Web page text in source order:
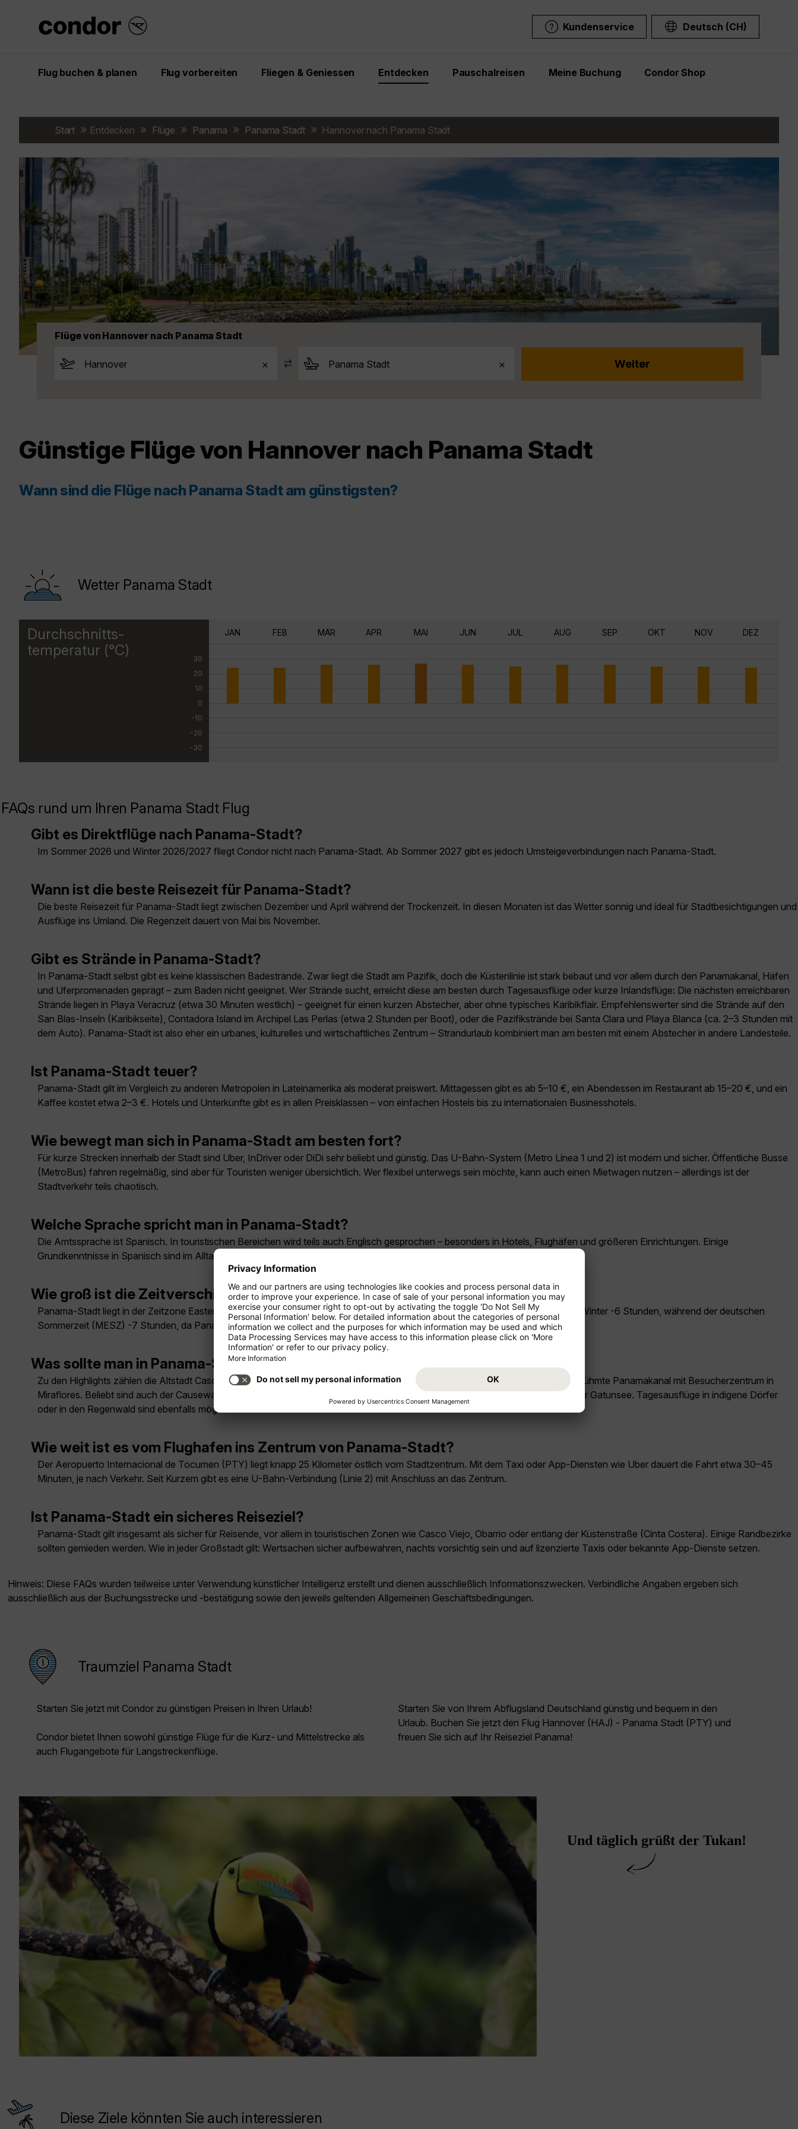
Kundenservice Deutsch (CH)
Flug buchen & planen Flug vorbereiten Fliegen & Geniessen Entdecken Pauschalreisen Meine Buchung Condor Shop
Start Entdecken Flüge Panama Panama Stadt Hannover nach Panama Stadt
Flüge von Hannover nach Panama Stadt
Günstige Flüge von Hannover nach Panama Stadt
Wann sind die Flüge nach Panama Stadt am günstigsten?
Wetter Panama Stadt
Durchschnitts-
temperatur (°C)
30
20
10
0
-10
-20
-30
JAN FEB MÄR APR MAI JUN JUL AUG SEP OKT NOV DEZ
FAQs rund um Ihren Panama Stadt Flug
Gibt es Direktflüge nach Panama-Stadt?
Im Sommer 2026 und Winter 2026/2027 fliegt Condor nicht nach Panama-Stadt. Ab Sommer 2027 gibt es jedoch Umsteigeverbindungen nach Panama-Stadt.
Wann ist die beste Reisezeit für Panama-Stadt?
Die beste Reisezeit für Panama-Stadt liegt zwischen Dezember und April während der Trockenzeit. In diesen Monaten ist das Wetter sonnig und ideal für Stadtbesichtigungen und
Ausflüge ins Umland. Die Regenzeit dauert von Mai bis November.
Gibt es Strände in Panama-Stadt?
In Panama-Stadt selbst gibt es keine klassischen Badestrände. Zwar liegt die Stadt am Pazifik, doch die Küstenlinie ist stark bebaut und vor allem durch den Panamakanal, Häfen
und Uferpromenaden geprägt – zum Baden nicht geeignet. Wer Strände sucht, erreicht diese am besten durch Tagesausflüge oder kurze Inlandsflüge: Die nächsten erreichbaren
Strände liegen in Playa Veracruz (etwa 30 Minuten westlich) – geeignet für einen kurzen Abstecher, aber ohne typisches Karibikflair. Empfehlenswerter sind die Strände auf den
San Blas-Inseln (Karibikseite), Contadora Island im Archipel Las Perlas (etwa 2 Stunden per Boot), oder die Pazifikstrände bei Santa Clara und Playa Blanca (ca. 2–3 Stunden mit
dem Auto). Panama-Stadt ist also eher ein urbanes, kulturelles und wirtschaftliches Zentrum – Strandurlaub kombiniert man am besten mit einem Abstecher in andere Landesteile.
Ist Panama-Stadt teuer?
Panama-Stadt gilt im Vergleich zu anderen Metropolen in Lateinamerika als moderat preiswert. Mittagessen gibt es ab 5–10 €, ein Abendessen im Restaurant ab 15–20 €, und ein
Kaffee kostet etwa 2–3 €. Hotels und Unterkünfte gibt es in allen Preisklassen – von einfachen Hostels bis zu internationalen Businesshotels.
Wie bewegt man sich in Panama-Stadt am besten fort?
Für kurze Strecken innerhalb der Stadt sind Uber, InDriver oder DiDi sehr beliebt und günstig. Das U-Bahn-System (Metro Línea 1 und 2) ist modern und sicher. Öffentliche Busse
(MetroBus) fahren regelmäßig, sind aber für Touristen weniger übersichtlich. Wer flexibel unterwegs sein möchte, kann auch einen Mietwagen nutzen – allerdings ist der
Stadtverkehr teils chaotisch.
Welche Sprache spricht man in Panama-Stadt?
Die Amtssprache ist Spanisch. In touristischen Bereichen wird teils auch Englisch gesprochen – besonders in Hotels, Flughäfen und größeren Einrichtungen. Einige
Grundkenntnisse in Spanisch sind im Alltag hilfreich.
Wie groß ist die Zeitverschiebung zwischen Deutschland und Panama-Stadt?
Panama-Stadt liegt in der Zeitzone Eastern Standard Time (EST). Der Zeitunterschied zu Deutschland beträgt im europäischen Winter -6 Stunden, während der deutschen
Sommerzeit (MESZ) -7 Stunden, da Panama keine Zeitumstellung hat.
Was sollte man in Panama-Stadt unbedingt gesehen haben?
Zu den Highlights zählen die Altstadt Casco Viejo (UNESCO-Welterbe), die moderne Skyline im Viertel Obarrio, sowie der weltberühmte Panamakanal mit Besucherzentrum in
Miraflores. Beliebt sind auch der Causeway Amador, der Metropolitan Natural Park und Bootsausflüge in den Panama-Kanal oder Gatunsee. Tagesausflüge in indigene Dörfer
oder in den Regenwald sind ebenfalls möglich.
Wie weit ist es vom Flughafen ins Zentrum von Panama-Stadt?
Der Aeropuerto Internacional de Tocumen (PTY) liegt knapp 25 Kilometer östlich vom Stadtzentrum. Mit dem Taxi oder App-Diensten wie Uber dauert die Fahrt etwa 30–45
Minuten, je nach Verkehr. Seit Kurzem gibt es eine U-Bahn-Verbindung (Linie 2) mit Anschluss an das Zentrum.
Ist Panama-Stadt ein sicheres Reiseziel?
Panama-Stadt gilt insgesamt als sicher für Reisende, vor allem in touristischen Zonen wie Casco Viejo, Obarrio oder entlang der Küstenstraße (Cinta Costera). Einige Randbezirke
sollten gemieden werden. Wie in jeder Großstadt gilt: Wertsachen sicher aufbewahren, nachts vorsichtig sein und auf lizenzierte Taxis oder bekannte App-Dienste setzen.
Hinweis: Diese FAQs wurden teilweise unter Verwendung künstlicher Intelligenz erstellt und dienen ausschließlich Informationszwecken. Verbindliche Angaben ergeben sich
ausschließlich aus der Buchungsstrecke und -bestätigung sowie den jeweils geltenden Allgemeinen Geschäftsbedingungen.
Traumziel Panama Stadt
Starten Sie jetzt mit Condor zu günstigen Preisen in Ihren Urlaub!
Condor bietet Ihnen sowohl günstige Flüge für die Kurz- und Mittelstrecke als
auch Flugangebote für Langstreckenflüge.
Starten Sie von Ihrem Abflugsland Deutschland günstig und bequem in den
Urlaub. Buchen Sie jetzt den Flug Hannover (HAJ) - Panama Stadt (PTY) und
freuen Sie sich auf Ihr Reiseziel Panama!
Und täglich grüßt der Tukan!
Diese Ziele könnten Sie auch interessieren